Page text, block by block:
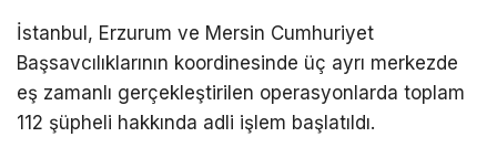
İstanbul, Erzurum ve Mersin Cumhuriyet
Başsavcılıklarının koordinesinde üç ayrı merkezde
eş zamanlı gerçekleştirilen operasyonlarda toplam
112 şüpheli hakkında adli işlem başlatıldı.